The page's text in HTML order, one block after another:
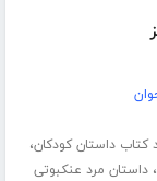
کتاب داستان کودکان،
،داستان مرد عنکبوتی